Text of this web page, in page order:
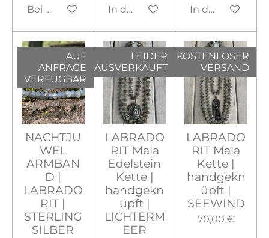
Bei Verfügbarkeit benachrichtigen
In den WarenkorbIn den
AUF
ANFRAGE
VERFÜGBAR
NACHTJU
WEL
ARMBAN
D |
LABRADO
RIT |
STERLING
SILBER
LEIDER
AUSVERKAUFT
LABRADO
RIT Mala
Edelstein
Kette |
handgekn
üpft |
LICHTERM
EER
KOSTENLOSER
VERSAND
LABRADO
RIT Mala
Kette |
handgekn
üpft |
SEEWIND
70,00 €